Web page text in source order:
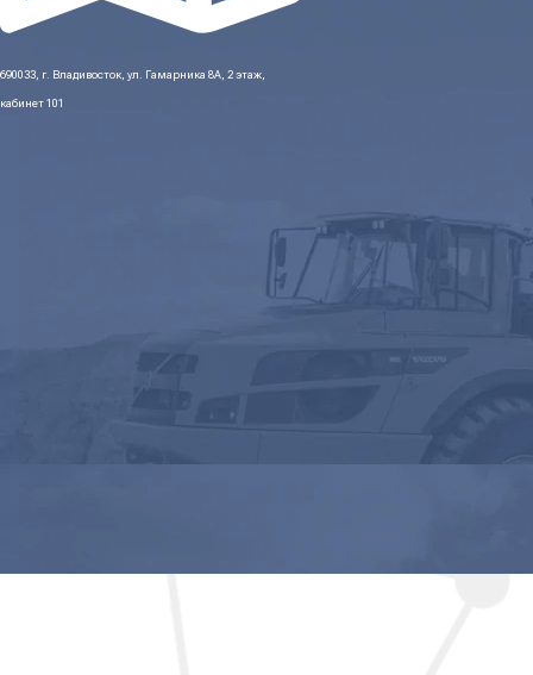
690033, г. Владивосток, ул. Гамарника 8А, 2 этаж,
кабинет 101